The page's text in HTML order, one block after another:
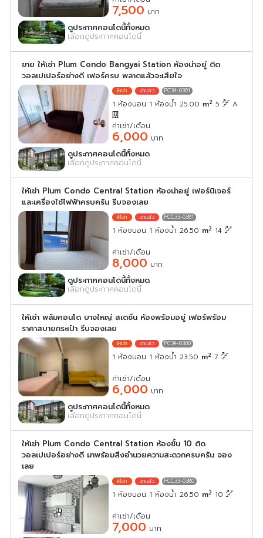
7,500 บาท
ดูประกาศคอนโดนี้ทั้งหมด
เลือกดูประกาศคอนโดนี้
ขาย ให้เช่า Plum Condo Bangyai Station ห้องน่าอยู่ ติด
วอลเปเปอร์อย่างดี เฟอร์ครบ พลาดแล้วจะเสียใจ
PC34-0301
1 ห้องนอน 1 ห้องน้ำ 25.00 m2 5 A
ค่าเช่า/เดือน
6,000 บาท
ดูประกาศคอนโดนี้ทั้งหมด
เลือกดูประกาศคอนโดนี้
ให้เช่า Plum Condo Central Station ห้องน่าอยู่ เฟอร์นิเจอร์
และเครื่องใช้ไฟฟ้าครบครัน รีบจองเลย
PCC33-0381
1 ห้องนอน 1 ห้องน้ำ 26.50 m2 14
ค่าเช่า/เดือน
8,000 บาท
ดูประกาศคอนโดนี้ทั้งหมด
เลือกดูประกาศคอนโดนี้
ให้เช่า พลัมคอนโด บางใหญ่ สเตชั่น ห้องพร้อมอยู่ เฟอร์พร้อม
ราคาสบายกระเป๋า รีบจองเลย
PC34-0300
1 ห้องนอน 1 ห้องน้ำ 23.50 m2 7
ค่าเช่า/เดือน
6,000 บาท
ดูประกาศคอนโดนี้ทั้งหมด
เลือกดูประกาศคอนโดนี้
ให้เช่า Plum Condo Central Station ห้องชั้น 10 ติด
วอลเปเปอร์อย่างดี มาพร้อมสิ่งอำนวยความสะดวกครบครัน จอง
เลย
PCC33-0380
1 ห้องนอน 1 ห้องน้ำ 26.50 m2 10
ค่าเช่า/เดือน
7,000 บาท